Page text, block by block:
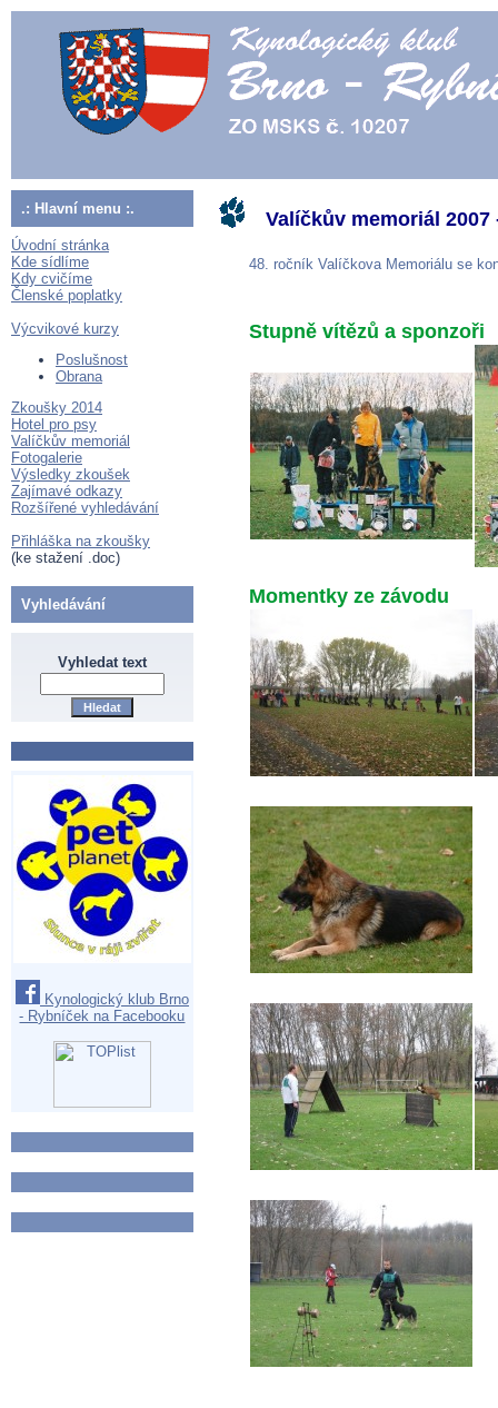
.: Hlavní menu :.
Úvodní stránka
Kde sídlíme
Kdy cvičíme
Členské poplatky
Výcvikové kurzy
Poslušnost
Obrana
Zkoušky 2014
Hotel pro psy
Valíčkův memoriál
Fotogalerie
Výsledky zkoušek
Zajímavé odkazy
Rozšířené vyhledávání
Přihláška na zkoušky
(ke stažení .doc)
Vyhledávání
Vyhledat text
Kynologický klub Brno
- Rybníček na Facebooku
Valíčkův memoriál
48. ročník Valíčkova Memoriálu se
Stupně vítězů a sponzoři
Momentky ze závodu